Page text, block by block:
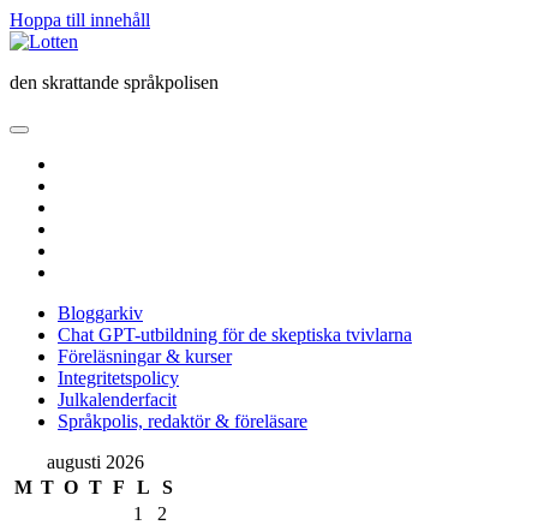
Hoppa till innehåll
Lotten
den skrattande språkpolisen
öppna
meny
Bloggarkiv
Chat GPT-utbildning för de skeptiska tvivlarna
Föreläsningar & kurser
Integritetspolicy
Julkalenderfacit
Språkpolis, redaktör & föreläsare
Sidopanel
augusti 2026
M T O T F L
S
1
2